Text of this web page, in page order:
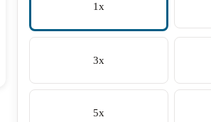
1x
3x
5x